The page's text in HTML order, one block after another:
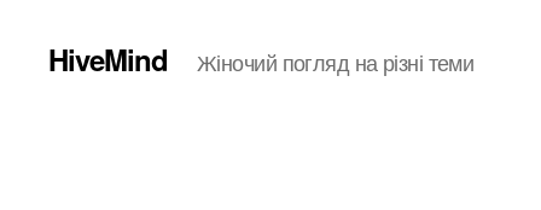
HiveMind Жіночий погляд на різні теми